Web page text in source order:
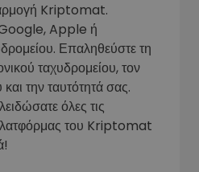
Kriptomat.
Apple ή
Επαληθεύστε τη
ταχυδρομείου, τον
την ταυτότητά σας.
όλες τις
του Kriptomat